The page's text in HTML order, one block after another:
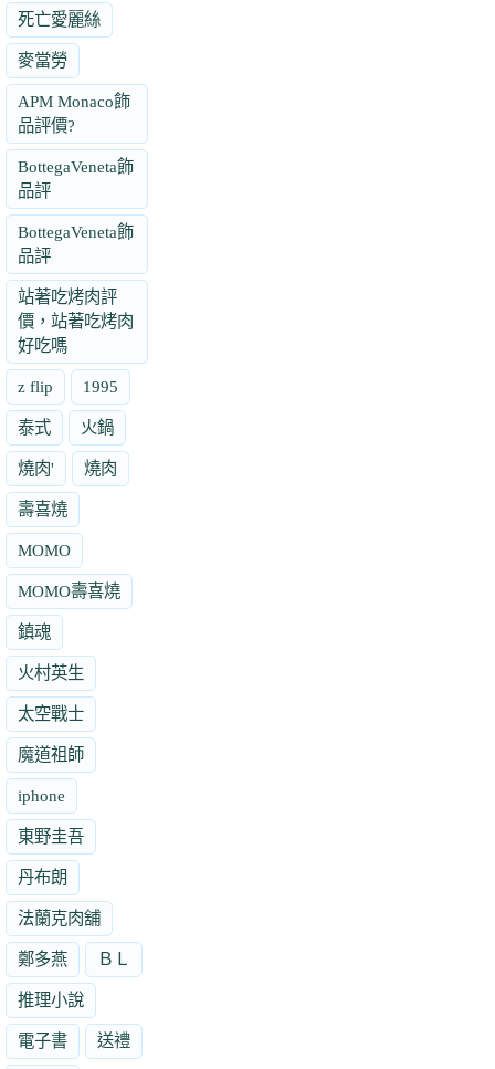
死亡愛麗絲
麥當勞
APM Monaco飾
品評價?
BottegaVeneta飾
品評
BottegaVeneta飾
品評
站著吃烤肉評
價，站著吃烤肉
好吃嗎
z flip 1995
泰式 火鍋
燒肉' 燒肉
壽喜燒
MOMO
MOMO壽喜燒
鎮魂
火村英生
太空戰士
魔道祖師
iphone
東野圭吾
丹布朗
法蘭克肉舖
鄭多燕 ＢＬ
推理小說
電子書 送禮